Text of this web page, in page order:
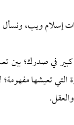
إسلام ويب، ونسأل
في صدرك؛ بين
تعيشها